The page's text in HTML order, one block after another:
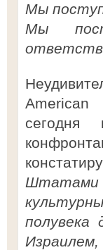
Мы
Мы
American
Штатами